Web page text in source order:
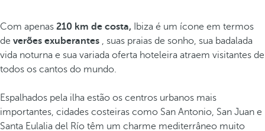
Com apenas 210 km de costa, Ibiza é um ícone em termos
de verões exuberantes , suas praias de sonho, sua badalada
vida noturna e sua variada oferta hoteleira atraem visitantes de
todos os cantos do mundo.
Espalhados pela ilha estão os centros urbanos mais
importantes, cidades costeiras como San Antonio, San Juan e
Santa Eulalia del Río têm um charme mediterrâneo muito